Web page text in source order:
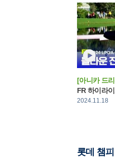
[아니카 드
FR 하이라
2024.11.18
롯데 챔